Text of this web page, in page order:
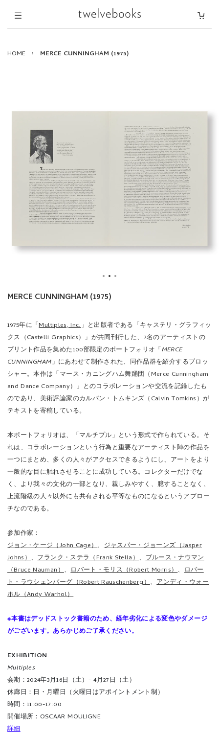
HOME › MERCE CUNNINGHAM (1975)
MERCE CUNNINGHAM (1975)
1975年に 「Multiples, Inc.」と出版者である「キャステリ・グラフィッ
クス（Castelli Graphics）」が共同刊行した、7名のアーティストの
プリント作品を集めた100部限定のポートフォリオ「 MERCE
CUNNINGHAM」にあわせて制作された、同作品群を紹介するブロッ
シャー。本作は「マース・カニングハム舞踊団（Merce Cunningham
and Dance Company）」とのコラボレーションや交流を記録したも
のであり、美術評論家のカルバン・トムキンズ（Calvin Tomkins）が
テキストを寄稿している。
本ポートフォリオは、「マルチプル」という形式で作られている。そ
れは、コラボレーションという行為と重要なアーティスト陣の作品を
一つにまとめ、多くの人々がアクセスできるようにし、アートをより
一般的な目に触れさせることに成功している。コレクターだけでな
く、より我々の文化の一部となり、親しみやすく、臆することなく、
上流階級の人々以外にも共有される平等なものになるというアプロー
チなのである。
参加作家：
ジョン・ケージ（John Cage）、ジャスパー・ジョーンズ（Jasper
Johns）、フランク・ステラ（Frank Stella）、ブルース・ナウマン
（Bruce Nauman）、ロバート・モリス（Robert Morris）、ロバー
ト・ラウシェンバーグ（Robert Rauschenberg）、アンディ・ウォー
ホル（Andy Warhol）
※本書はデッドストック書籍のため、経年劣化による変色やダメージ
がございます。あらかじめご了承ください。
EXHIBITION:
Multiples
会期：2024年3月16日（土）- 4月27日（土）
休廊日：日・月曜日（火曜日はアポイントメント制）
時間：11:00-17:00
開催場所：OSCAAR MOULIGNE
詳細